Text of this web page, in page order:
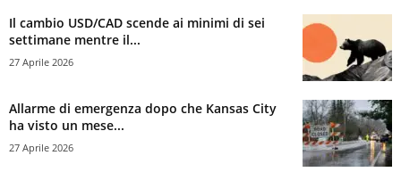
Il cambio USD/CAD scende ai minimi di sei
settimane mentre il...
27 Aprile 2026
Allarme di emergenza dopo che Kansas City
ha visto un mese...
27 Aprile 2026